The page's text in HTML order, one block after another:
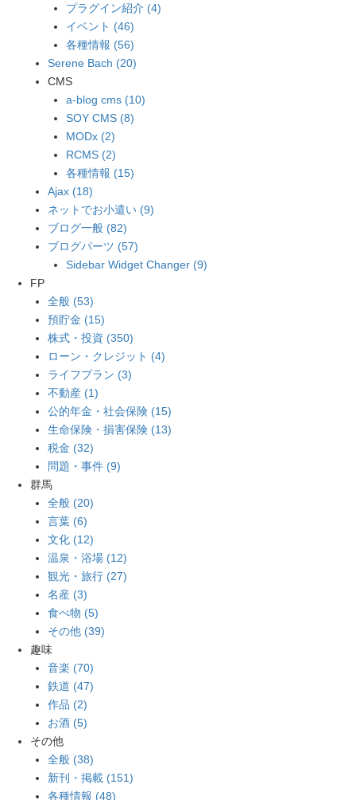
プラグイン紹介 (4)
イベント (46)
各種情報 (56)
Serene Bach (20)
CMS
a-blog cms (10)
SOY CMS (8)
MODx (2)
RCMS (2)
各種情報 (15)
Ajax (18)
ネットでお小遣い (9)
ブログ一般 (82)
ブログパーツ (57)
Sidebar Widget Changer (9)
FP
全般 (53)
預貯金 (15)
株式・投資 (350)
ローン・クレジット (4)
ライフプラン (3)
不動産 (1)
公的年金・社会保険 (15)
生命保険・損害保険 (13)
税金 (32)
問題・事件 (9)
群馬
全般 (20)
言葉 (6)
文化 (12)
温泉・浴場 (12)
観光・旅行 (27)
名産 (3)
食べ物 (5)
その他 (39)
趣味
音楽 (70)
鉄道 (47)
作品 (2)
お酒 (5)
その他
全般 (38)
新刊・掲載 (151)
各種情報 (48)